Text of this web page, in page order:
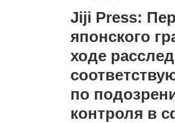
Jiji Press:
японского
ходе
по
контроля в